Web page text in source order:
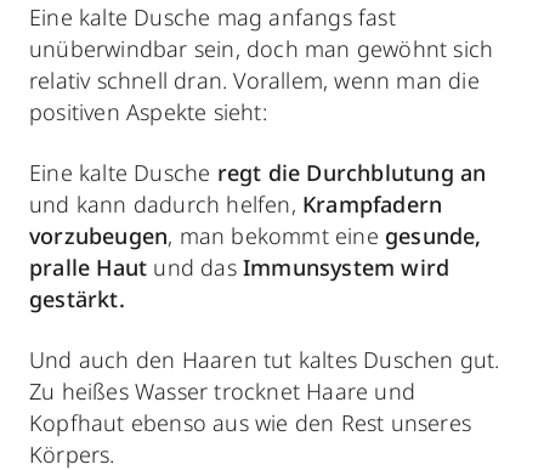
Eine kalte Dusche mag anfangs fast
unüberwindbar sein, doch man gewöhnt sich
relativ schnell dran. Vorallem, wenn man die
positiven Aspekte sieht:
Eine kalte Dusche regt die Durchblutung an
und kann dadurch helfen, Krampfadern
vorzubeugen, man bekommt eine gesunde,
pralle Haut und dasImmunsystem wird
gestärkt.
Und auch den Haaren tut kaltes Duschen gut.
Zu heißes Wasser trocknet Haare und
Kopfhaut ebenso aus wie den Rest unseres
Körpers.